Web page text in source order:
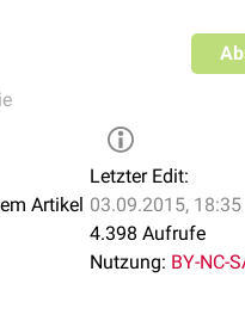
Artikel
Letzter Edit:
03.09.2015, 18:35
4.398 Aufrufe
Nutzung: BY-NC-